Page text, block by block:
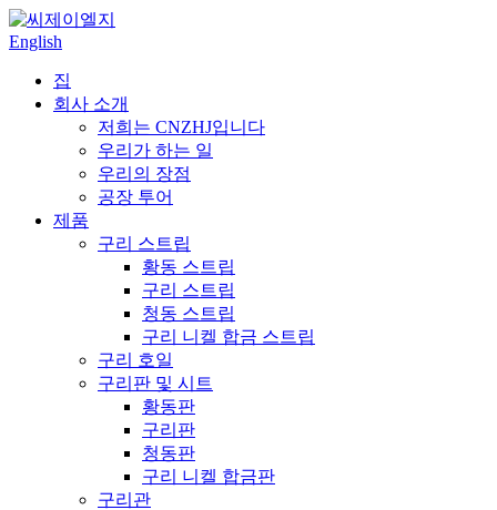
English
집
회사 소개
저희는 CNZHJ입니다
우리가 하는 일
우리의 장점
공장 투어
제품
구리 스트립
황동 스트립
구리 스트립
청동 스트립
구리 니켈 합금 스트립
구리 호일
구리판 및 시트
황동판
구리판
청동판
구리 니켈 합금판
구리관